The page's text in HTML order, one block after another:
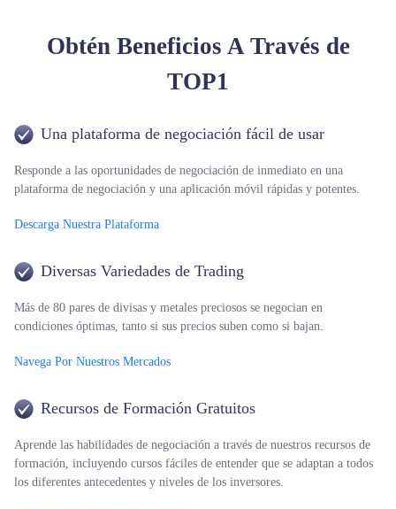
Obtén Beneficios A Través de
TOP1
Una plataforma de negociación fácil de usar
Responde a las oportunidades de negociación de inmediato en una
plataforma de negociación y una aplicación móvil rápidas y potentes.
Descarga Nuestra Plataforma
Diversas Variedades de Trading
Más de 80 pares de divisas y metales preciosos se negocian en
condiciones óptimas, tanto si sus precios suben como si bajan.
Navega Por Nuestros Mercados
Recursos de Formación Gratuitos
Aprende las habilidades de negociación a través de nuestros recursos de
formación, incluyendo cursos fáciles de entender que se adaptan a todos
los diferentes antecedentes y niveles de los inversores.